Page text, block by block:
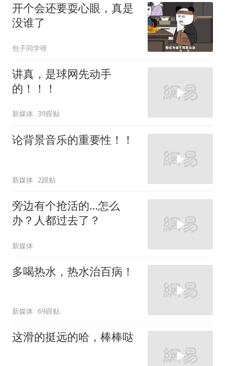
开个会还要耍心眼，真是
没谁了
包子同学呀
讲真，是球网先动手
的！！！
新媒体 39跟贴
论背景音乐的重要性！！
新媒体 2跟贴
旁边有个抢活的…怎么
办？人都过去了？
新媒体
多喝热水，热水治百病！
新媒体 69跟贴
这滑的挺远的哈，棒棒哒